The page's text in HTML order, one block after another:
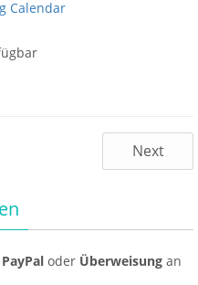
Calendar
Next
PayPal oder Überweisung an